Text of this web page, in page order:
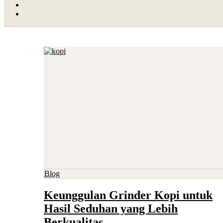
Blog
Keunggulan Grinder Kopi untuk
Hasil Seduhan yang Lebih